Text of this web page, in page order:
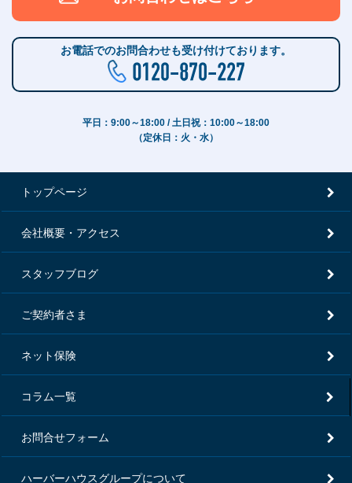
お電話でのお問合わせも受け付けております。
平日：9:00～18:00 / 土日祝：10:00～18:00
（定休日：火・水）
トップページ
会社概要・アクセス
スタッフブログ
ご契約者さま
ネット保険
コラム一覧
お問合せフォーム
ハーバーハウスグループについて